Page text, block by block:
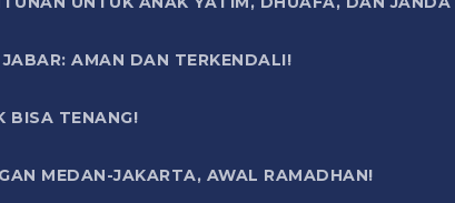
AMAN DAN TERKENDALI!
BISA TENANG!
MEDAN-JAKARTA, AWAL RAMADHAN!